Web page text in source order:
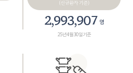
(신규환자 기준)
3,461,165명
25년 4월 30일 기준